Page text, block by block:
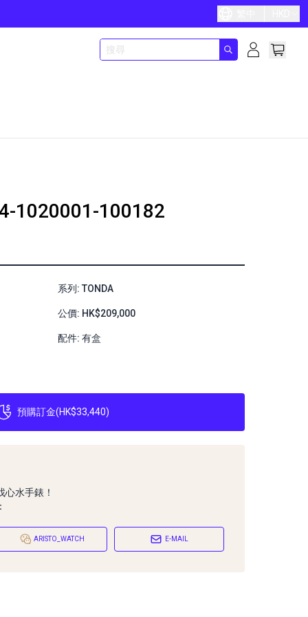
1020001-100182
系列: TONDA
公價: HK$209,000
配件: 有盒
預購訂金(HK$33,440)
水手錶！
ARISTO_WATCH E-MAIL